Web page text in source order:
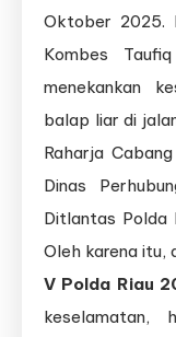
Oktober 2025.
Kombes
menekankan
balap liar di
Raharja
Dinas
Ditlantas Polda
Oleh karena itu,
V Polda Riau
keselamatan,